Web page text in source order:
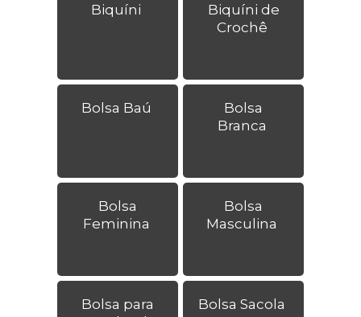
Biquíni
Biquíni de
Crochê
Bolsa Baú
Bolsa
Branca
Bolsa
Feminina
Bolsa
Masculina
Bolsa para
Bolsa Sacola